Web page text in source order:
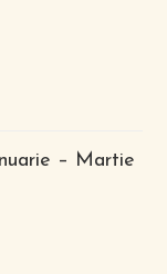
– Martie